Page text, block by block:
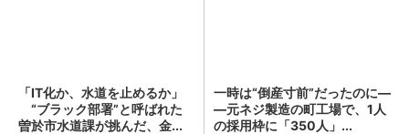
「IT化か、水道を止めるか」
“ブラック部署”と呼ばれた
曽於市水道課が挑んだ、金...
一時は“倒産寸前”だったのに―
―元ネジ製造の町工場で、1人
の採用枠に「350人」...